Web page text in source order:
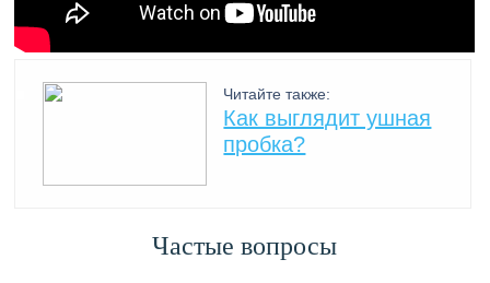
Читайте также:
Как выглядит ушная
пробка?
Частые вопросы